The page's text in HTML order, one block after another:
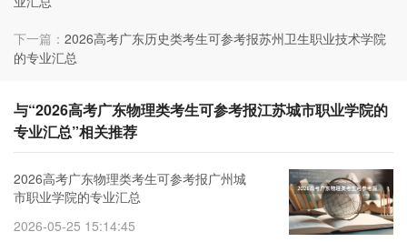
下一篇： 2026高考广东历史类考生可参考报苏州卫生职业技术学院
的专业汇总
与“2026高考广东物理类考生可参考报江苏城市职业学院的
专业汇总”相关推荐
2026高考广东物理类考生可参考报广州城
市职业学院的专业汇总
2026-05-25 15:14:45